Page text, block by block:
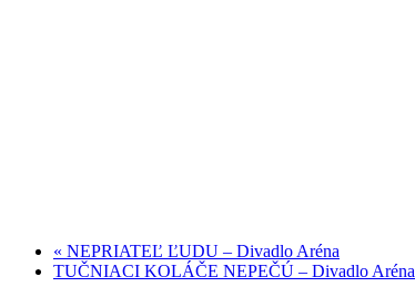
« NEPRIATEĽ ĽUDU – Divadlo Aréna
TUČNIACI KOLÁČE NEPEČÚ – Divadlo Aréna